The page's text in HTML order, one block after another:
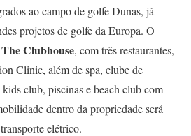
ao campo de golfe Dunas, já
projetos de golfe da Europa. O
The Clubhouse, com três restaurantes,
Clinic, além de spa, clube de
kids club, piscinas e beach club com
dentro da propriedade será
elétrico.